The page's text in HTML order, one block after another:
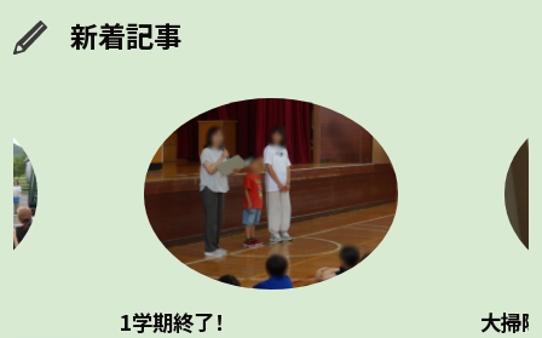
新着記事
1学期終了！
大掃除